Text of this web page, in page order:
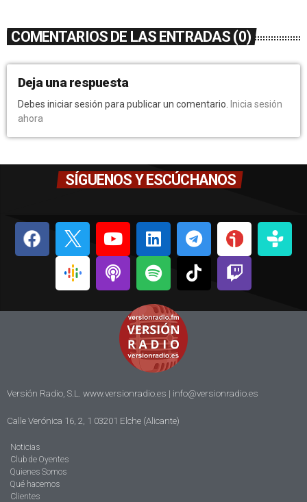
COMENTARIOS DE LAS ENTRADAS (0)
Deja una respuesta
Debes iniciar sesión para publicar un comentario.
Inicia sesión
ahora
SÍGUENOS Y ESCÚCHANOS
Versión Radio, S.L. www.versionradio.es | info@versionradio.es
Calle Verónica 16, 2, 1 03201 Elche (Alicante)
Noticias
Club de Oyentes
Quienes Somos
Qué hacemos
Clientes